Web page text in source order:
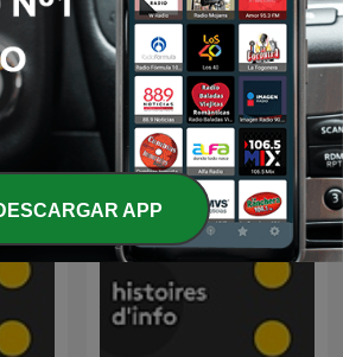
Nouveau monde
APP